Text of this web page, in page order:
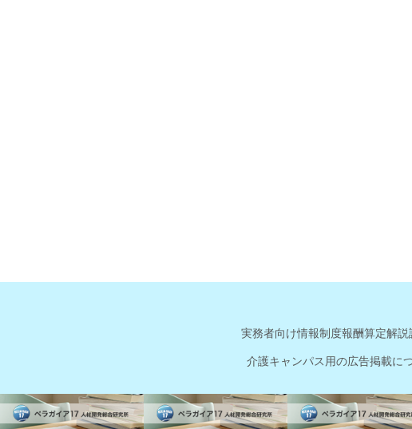
実務者向け情報制度報酬算定解説
介護キャンパス用の広告掲載に